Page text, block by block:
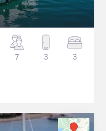
7 3 3